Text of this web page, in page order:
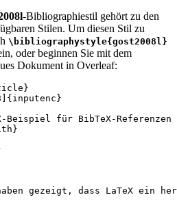
-Bibliographiestil gehört zu den
Stilen. Um diesen Stil zu
\bibliographystyle{gost2008l}
oder beginnen Sie mit dem
Dokument in Overleaf:
}
]{ inputenc }
Beispiel für BibTeX-
gezeigt, dass LaTeX ein